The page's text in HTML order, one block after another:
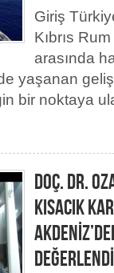
Giriş
Kıbrıs
arasında
yaşanan
bir noktaya
DOÇ. DR.
KISACIK